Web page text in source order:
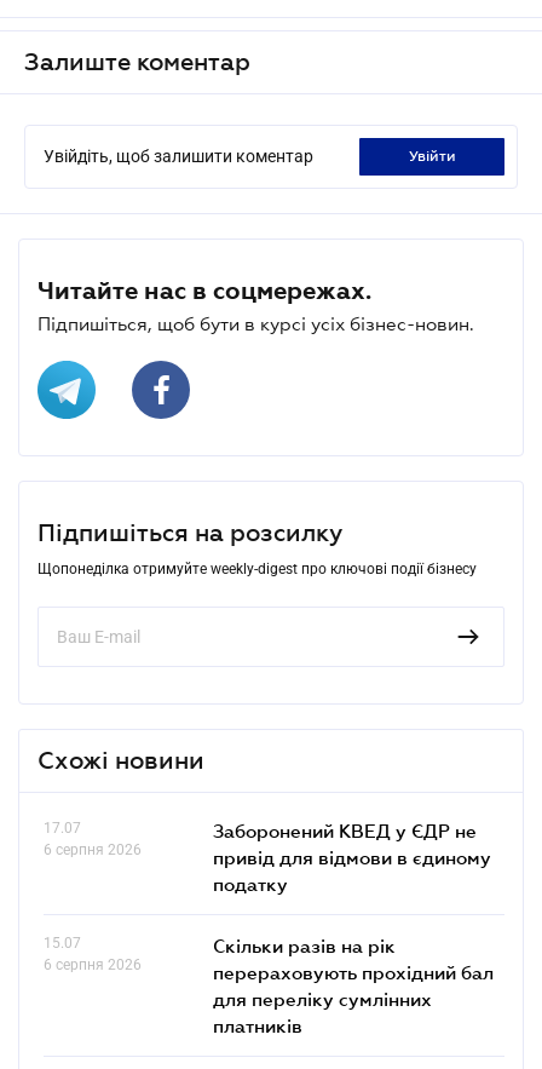
Залиште коментар
Увійдіть, щоб залишити коментар увійти
Читайте нас в соцмережах.
Підпишіться, щоб бути в курсі усіх бізнес-новин.
Підпишіться на розсилку
Щопонеділка отримуйте weekly-digest про ключові події бізнесу
Схожі новини
17.07
6 серпня 2026
Заборонений КВЕД у ЄДР не
привід для відмови в єдиному
податку
15.07
6 серпня 2026
Скільки разів на рік
перераховують прохідний бал
для переліку сумлінних
платників